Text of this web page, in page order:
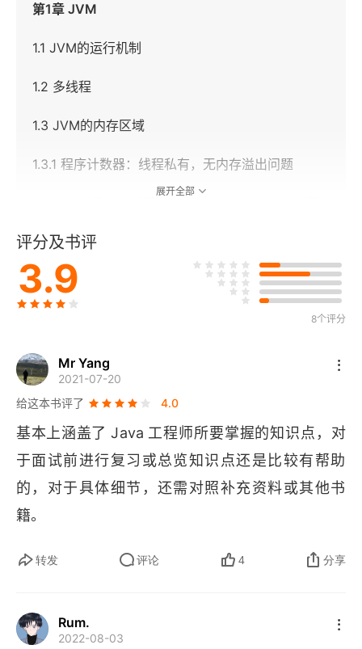
第1章 JVM
1.1 JVM的运行机制
1.2 多线程
1.3 JVM的内存区域
1.3.1 程序计数器：线程私有，无内存溢出问题
1.3.3 本地方法区：线程私有
1.3.4 堆：也叫作运行时数据区，线程共享
1.4 JVM的运行时内存
ServivorFrom区
1.4.2 老年代
1.4.3 永久代
1.5 垃圾回收与算法
1．引用计数法
展开全部
评分及书评
3.9
8个评分
Mr Yang
2021-07-20
给这本书评了
4.0
基本上涵盖了 Java 工程师所要掌握的知识点，对
于面试前进行复习或总览知识点还是比较有帮助
的，对于具体细节，还需对照补充资料或其他书
籍。
转发 评论 4 分享
Rum.
2022-08-03